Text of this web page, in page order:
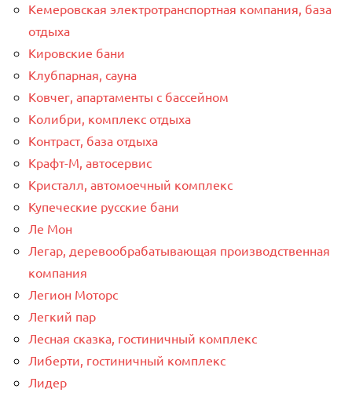
Кемеровская электротранспортная компания, база
отдыха
Кировские бани
Клубпарная, сауна
Ковчег, апартаменты с бассейном
Колибри, комплекс отдыха
Контраст, база отдыха
Крафт-М, автосервис
Кристалл, автомоечный комплекс
Купеческие русские бани
Ле Мон
Легар, деревообрабатывающая производственная
компания
Легион Моторс
Легкий пар
Лесная сказка, гостиничный комплекс
Либерти, гостиничный комплекс
Лидер